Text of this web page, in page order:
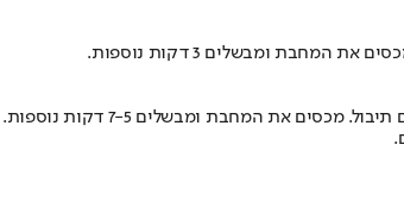
ומבשלים 3 דקות נוספות.
את המחבת ומבשלים 7-5 דקות נוספות.